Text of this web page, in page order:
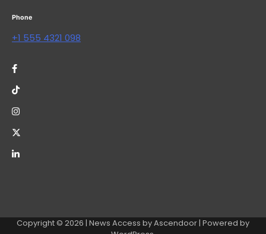
Phone
+1 555 4321 098
Copyright © 2026 | News Access byAscendoor| Powered by